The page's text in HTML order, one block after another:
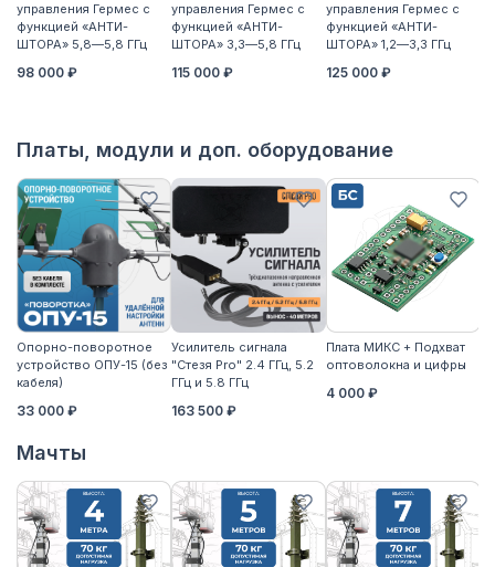
управления Гермес с
функцией «АНТИ-
ШТОРА» 5,8—5,8 ГГц
98 000 ₽
управления Гермес с
функцией «АНТИ-
ШТОРА» 3,3—5,8 ГГц
115 000 ₽
управления Гермес с
функцией «АНТИ-
ШТОРА» 1,2—3,3 ГГц
125 000 ₽
Платы, модули и доп. оборудование
Опорно-поворотное
устройство ОПУ-15 (без
кабеля)
33 000 ₽
Усилитель сигнала
"Стезя Pro" 2.4 ГГц, 5.2
ГГц и 5.8 ГГц
163 500 ₽
Плата МИКС + Подхват
оптоволокна и цифры
4 000 ₽
Мачты